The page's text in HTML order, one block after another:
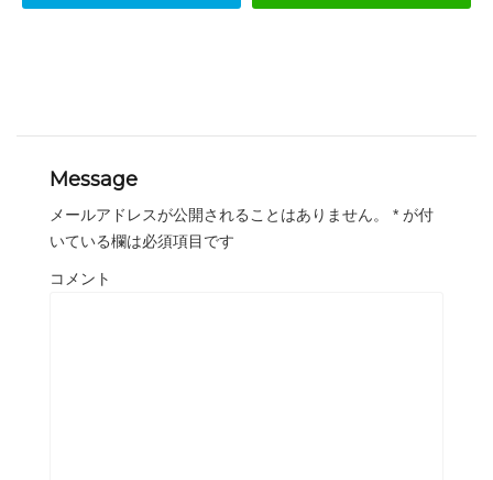
Message
メールアドレスが公開されることはありません。 * が付
いている欄は必須項目です
コメント